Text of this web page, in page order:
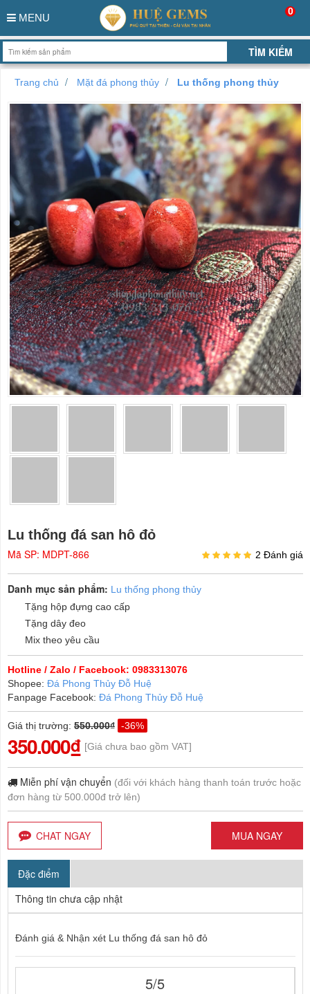
MENU
0
Trang chủ Mặt đá phong thủy Lu thống phong thủy
Lu thống đá san hô đỏ
Mã SP: MDPT-866 2 Đánh giá
Danh mục sản phẩm: Lu thống phong thủy
Tặng hộp đựng cao cấp
Tặng dây đeo
Mix theo yêu cầu
Hotline / Zalo / Facebook: 0983313076
Shopee: Đá Phong Thủy Đỗ Huệ
Fanpage Facebook: Đá Phong Thủy Đỗ Huệ
Giá thị trường: 550.000₫ -36%
350.000₫ [Giá chưa bao gồm VAT]
Miễn phí vận chuyển (đối với khách hàng thanh toán trước hoặc
đơn hàng từ 500.000đ trở lên)
CHAT NGAY MUA NGAY
Đặc điểm
Thông tin chưa cập nhật
Đánh giá & Nhận xét Lu thống đá san hô đỏ
5/5